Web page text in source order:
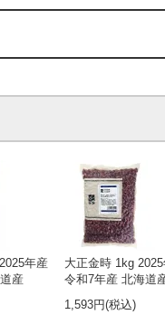
年産
産
大正金時 1kg
令和7年産 北海道
1,593円(税込)